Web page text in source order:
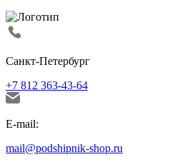
Санкт-Петербург
+7 812 363-43-64
E-mail:
mail@podshipnik-shop.ru